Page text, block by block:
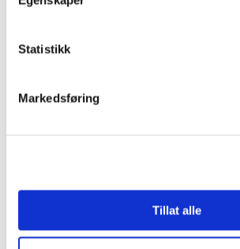
Statistikk
Markedsføring
Tillat alle
| Kartverket, Geovekst